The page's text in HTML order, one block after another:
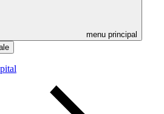
menu principal